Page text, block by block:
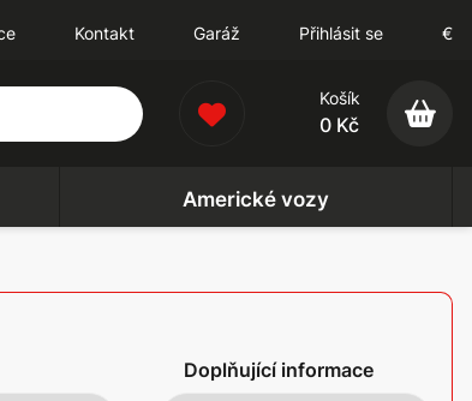
Kontakt Garáž Přihlásit se €
Košík
0 Kč
Americké vozy
Doplňující informace